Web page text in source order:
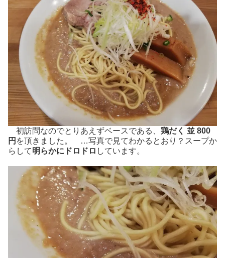
初訪問なのでとりあえずベースである、 鶏だく 並 800
円 を頂きました。 …写真で見てわかるとおり？スープか
らして明らかにドロドロ しています。